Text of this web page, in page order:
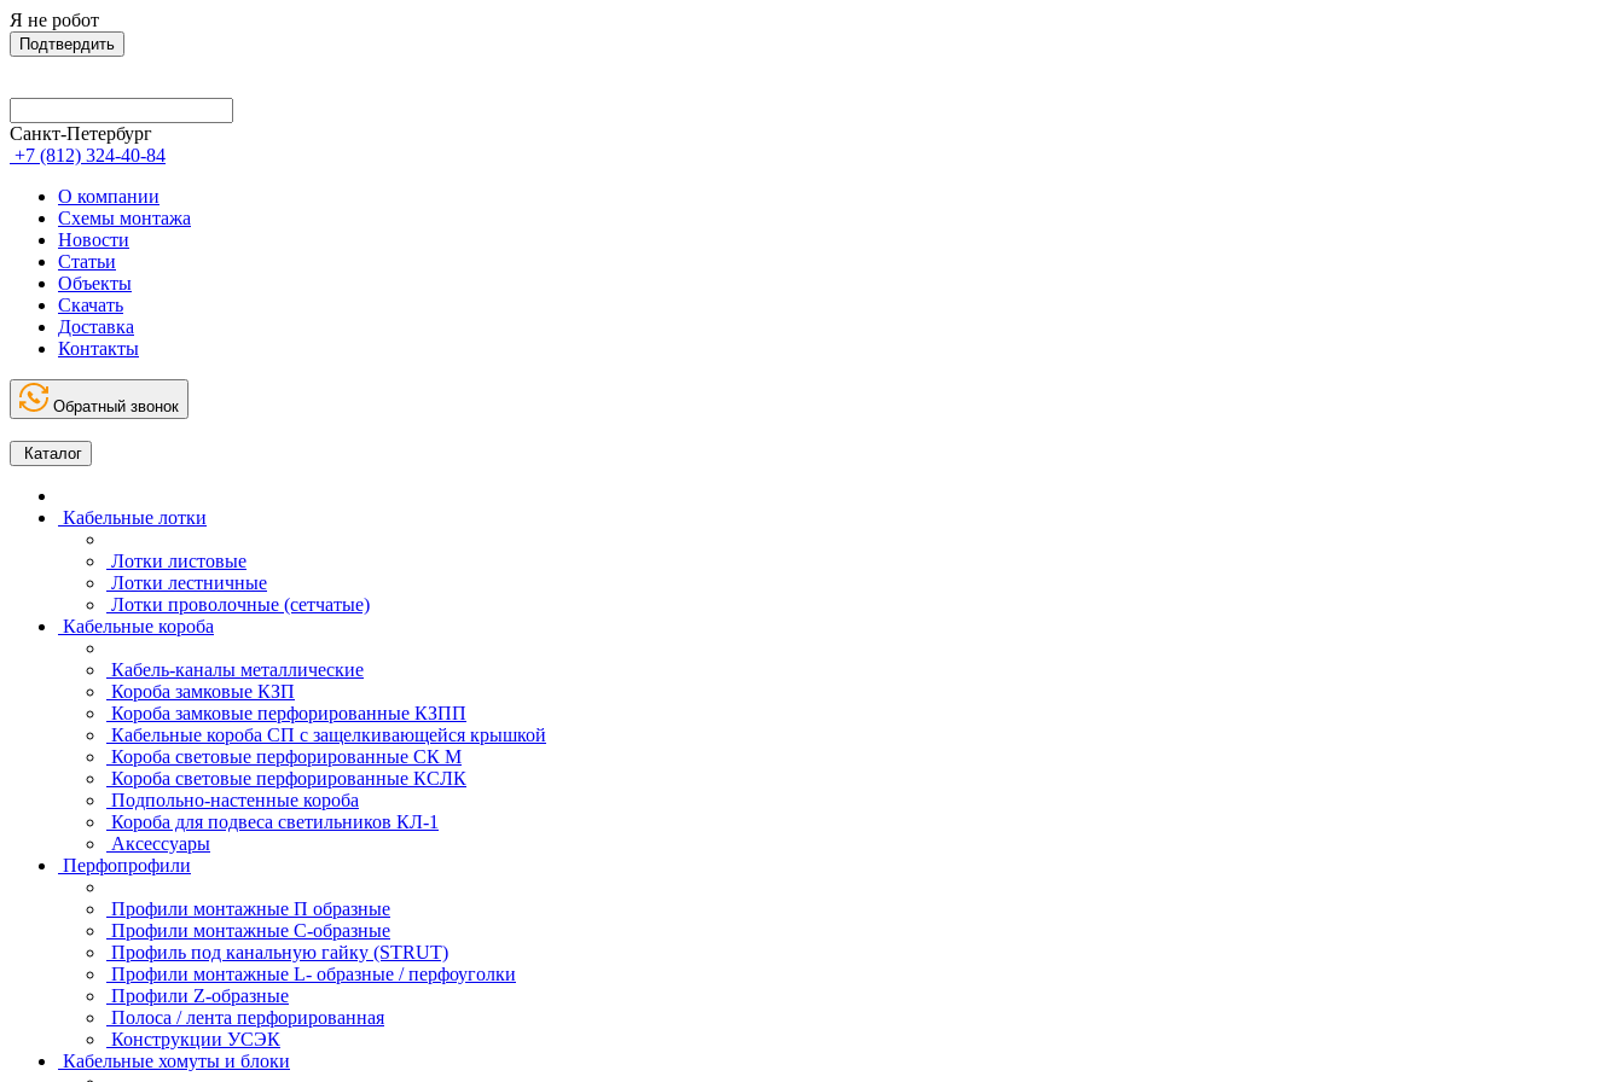
Я не робот
Подтвердить
Санкт-Петербург
+7 (812) 324-40-84
О компании
Схемы монтажа
Новости
Статьи
Объекты
Скачать
Доставка
Контакты
Обратный звонок
Каталог
Кабельные лотки
Лотки листовые
Лотки лестничные
Лотки проволочные (сетчатые)
Кабельные короба
Кабель-каналы металлические
Короба замковые КЗП
Короба замковые перфорированные КЗПП
Кабельные короба СП с защелкивающейся крышкой
Короба световые перфорированные СК М
Короба световые перфорированные КСЛК
Подпольно-настенные короба
Короба для подвеса светильников КЛ-1
Аксессуары
Перфопрофили
Профили монтажные П образные
Профили монтажные C-образные
Профиль под канальную гайку (STRUT)
Профили монтажные L- образные / перфоуголки
Профили Z-образные
Полоса / лента перфорированная
Конструкции УСЭК
Кабельные хомуты и блоки